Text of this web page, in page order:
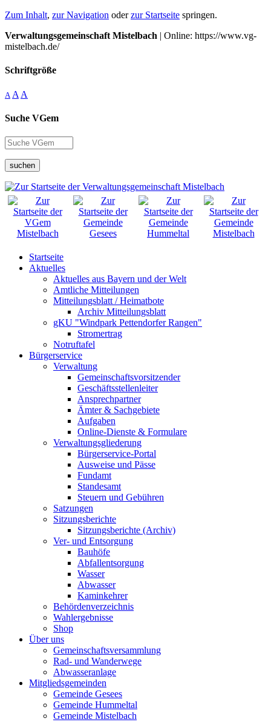
Zum Inhalt, zur Navigation oderzur Startseite springen.
Verwaltungsgemeinschaft Mistelbach | Online: https://www.vg-
mistelbach.de/
Schriftgröße
A A A
Suche VGem
suchen
Startseite
Aktuelles
Aktuelles aus Bayern und der Welt
Amtliche Mitteilungen
Mitteilungsblatt / Heimatbote
Archiv Mitteilungsblatt
gKU "Windpark Pettendorfer Rangen"
Stromertrag
Notruftafel
Bürgerservice
Verwaltung
Gemeinschaftsvorsitzender
Geschäftsstellenleiter
Ansprechpartner
Ämter & Sachgebiete
Aufgaben
Online-Dienste & Formulare
Verwaltungsgliederung
Bürgerservice-Portal
Ausweise und Pässe
Fundamt
Standesamt
Steuern und Gebühren
Satzungen
Sitzungsberichte
Sitzungsberichte (Archiv)
Ver- und Entsorgung
Bauhöfe
Abfallentsorgung
Wasser
Abwasser
Kaminkehrer
Behördenverzeichnis
Wahlergebnisse
Shop
Über uns
Gemeinschaftsversammlung
Rad- und Wanderwege
Abwasseranlage
Mitgliedsgemeinden
Gemeinde Gesees
Gemeinde Hummeltal
Gemeinde Mistelbach